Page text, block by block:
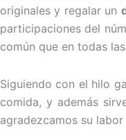
originales y regalar un
participaciones del
común que en todas
Siguiendo con el hilo
comida, y además
agradezcamos su